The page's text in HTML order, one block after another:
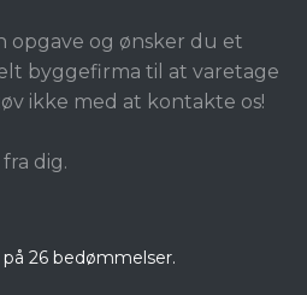
opgave og ønsker du et
byggefirma til at varetage
ikke med at kontakte os!
dig.
26 bedømmelser.​